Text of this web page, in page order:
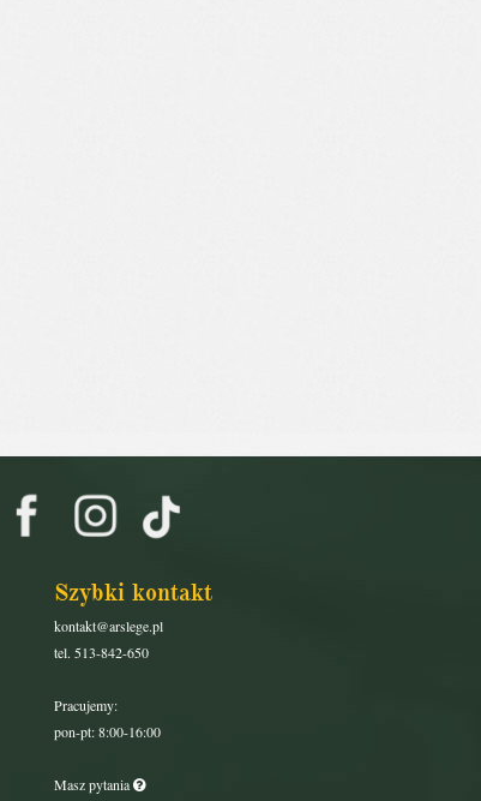
Szybki kontakt
kontakt@arslege.pl
tel. 513-842-650
Pracujemy:
pon-pt: 8:00-16:00
Masz pytania